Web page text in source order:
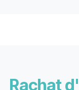
Rachat